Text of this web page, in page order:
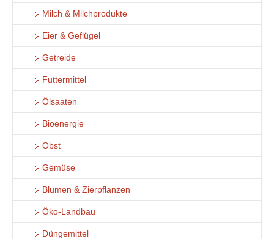
Milch & Milchprodukte
Eier & Geflügel
Getreide
Futtermittel
Ölsaaten
Bioenergie
Obst
Gemüse
Blumen & Zierpflanzen
Öko-Landbau
Düngemittel